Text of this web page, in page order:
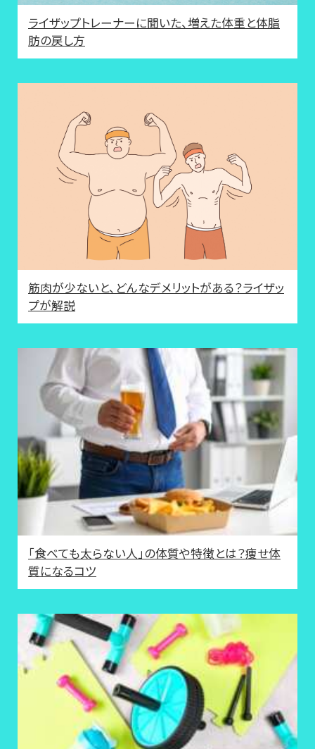
ライザップトレーナーに聞いた、増えた体重と体脂
肪の戻し方
筋肉が少ないと、どんなデメリットがある？ライザッ
プが解説
「食べても太らない人」の体質や特徴とは？痩せ体
質になるコツ